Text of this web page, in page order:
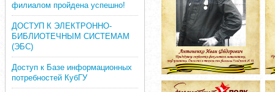
филиалом пройдена успешно!
ДОСТУП К ЭЛЕКТРОННО-
БИБЛИОТЕЧНЫМ СИСТЕМАМ
(ЭБС)
Доступ к Базе информационных
потребностей КубГУ